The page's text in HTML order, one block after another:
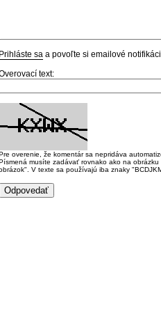
Prihláste sa a povoľte si emailové
text:
overenie, že komentár sa nepridáva
musíte zadávať rovnako ako na
V texte sa používajú iba znaky